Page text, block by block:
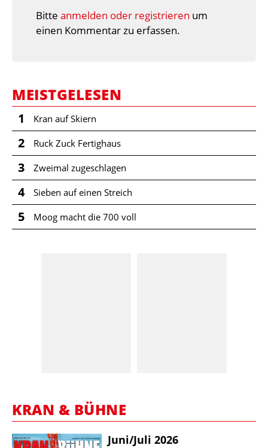
Bitte anmelden oder registrieren um
einen Kommentar zu erfassen.
MEISTGELESEN
1 Kran auf Skiern
2 Ruck Zuck Fertighaus
3 Zweimal zugeschlagen
4 Sieben auf einen Streich
5 Moog macht die 700 voll
KRAN & BÜHNE
Juni/​Juli 2026